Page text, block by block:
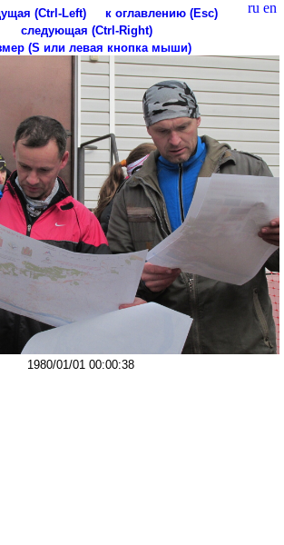
ru en
(Ctrl-Left)
к оглавлению (Esc)
следующая (Ctrl-Right)
(S или левая кнопка мыши)
1980/01/01 00:00:38